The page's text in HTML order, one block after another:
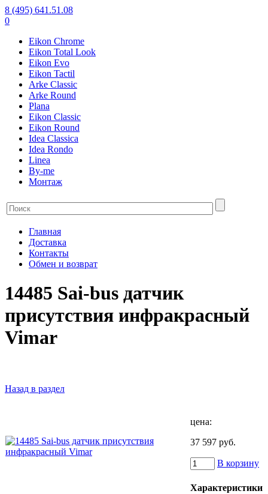
8 (495) 641.51.08
0
Eikon Chrome
Eikon Total Look
Eikon Evo
Eikon Tactil
Arke Classic
Arke Round
Plana
Eikon Classic
Eikon Round
Idea Classica
Idea Rondo
Linea
By-me
Монтаж
Главная
Доставка
Контакты
Обмен и возврат
14485 Sai-bus датчик
присутствия инфракрасный
Vimar
Назад в раздел
цена:
37 597 руб.
В корзину
Характеристики